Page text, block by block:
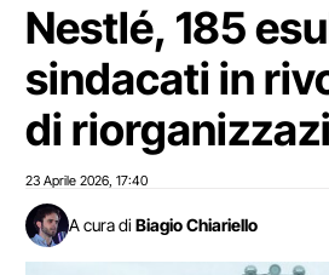
Nestlé, 185
sindacati in
di
23 Aprile 2026 17:40
A cura di Biagio Chiariello